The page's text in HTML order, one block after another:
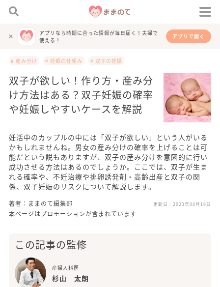
アプリなら時期に合った情報が毎日届く！夫婦で
使える！
アプリで開く
# 産み分け # 妊娠の仕組み # 双子の妊娠
双子が欲しい！作り方・産み分
け方法はある？双子妊娠の確率
や妊娠しやすいケースを解説
妊活中のカップルの中には「双子が欲しい」という人がいる
かもしれませんね。男女の産み分けの確率を上げることは可
能だという説もありますが、双子の産み分けを意図的に行い
成功させる方法はあるのでしょうか。ここでは、双子が生ま
れる確率や、不妊治療や排卵誘発剤・高齢出産と双子の関
係、双子妊娠のリスクについて解説します。
著者：ままのて編集部 更新日： 2023年08月19日
本ページはプロモーションが含まれています
この記事の監修
産婦人科医
杉山 太朗